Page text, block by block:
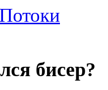
бисер?